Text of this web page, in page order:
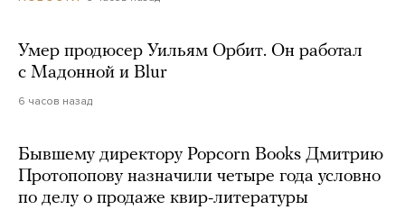
Умер продюсер Уильям Орбит. Он работал
с Мадонной и Blur
6 часов назад
Бывшему директору Popcorn Books Дмитрию
Протопопову назначили четыре года условно
по делу о продаже квир-литературы